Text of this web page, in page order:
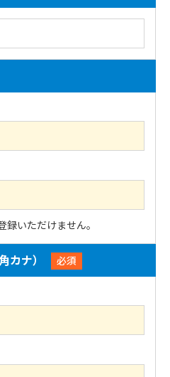
いただけません。
カナ） 必須